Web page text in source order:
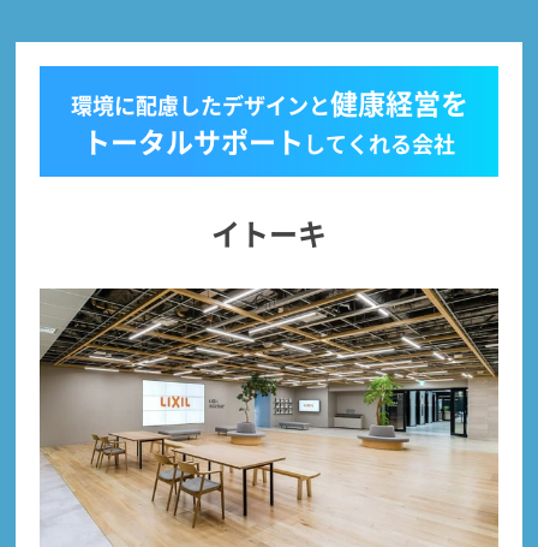
環境に配慮したデザインと健康経営を
トータルサポート してくれる会社
イトーキ